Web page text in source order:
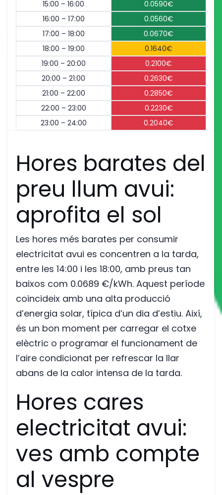
15:00 – 16:00
0.0590€
16:00 – 17:00
0.0560€
17:00 – 18:00
0.0670€
18:00 – 19:00
0.1640€
19:00 – 20:00
0.2100€
20:00 – 21:00
0.2630€
21:00 – 22:00
0.2850€
22:00 – 23:00
0.2230€
23:00 – 24:00
0.2040€
Hores barates del
preu llum avui:
aprofita el sol
Les hores més barates per consumir
electricitat avui es concentren a la tarda,
entre les 14:00 i les 18:00, amb preus tan
baixos com 0.0689 €/kWh. Aquest període
coincideix amb una alta producció
d’energia solar, típica d’un dia d’estiu. Així,
és un bon moment per carregar el cotxe
elèctric o programar el funcionament de
l’aire condicionat per refrescar la llar
abans de la calor intensa de la tarda.
Hores cares
electricitat avui:
ves amb compte
al vespre